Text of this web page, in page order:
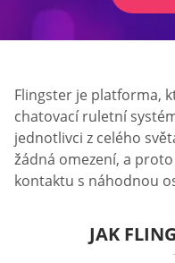
Flingster je platforma,
chatovací ruletní
jednotlivci z celého
žádná omezení, a
kontaktu s náhodnou
JAK